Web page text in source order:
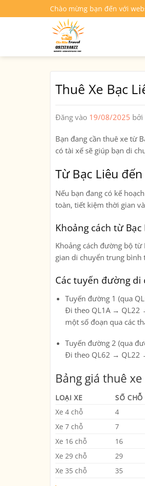
qua
Chào mừng bạn đến với
Thuê Xe Bạc
Đăng vào 19/08/2025 bởi
Bạn đang cần thuê xe từ
có tài xế sẽ giúp bạn di
Từ Bạc Liêu
Nếu bạn đang có kế
toàn, tiết kiệm thời gian
Khoảng cách từ
Khoảng cách đường bộ từ
gian di chuyển trung bình
Các tuyến đường
Tuyến đường 1 (qua
Đi theo QL1A → QL22
một số đoạn qua các
Tuyến đường 2 (qua
Đi theo QL62 → QL22
Bảng giá thuê
LOẠI XE SỐ CHỖ
Xe 4 chỗ
4
Xe 7 chỗ
7
Xe 16 chỗ
16
Xe 29 chỗ
29
Xe 35 chỗ
35